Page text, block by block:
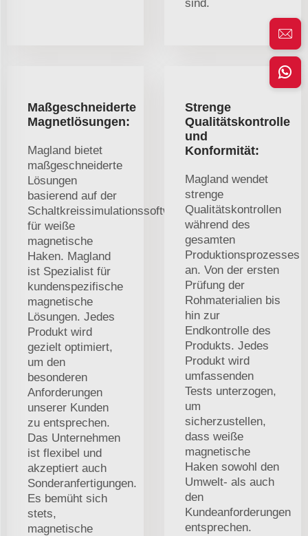
sind.
Maßgeschneiderte
Magnetlösungen:
Magland bietet
maßgeschneiderte
Lösungen
basierend auf der
Schaltkreissimulationssoftware
für weiße
magnetische
Haken. Magland
ist Spezialist für
kundenspezifische
magnetische
Lösungen. Jedes
Produkt wird
gezielt optimiert,
um den
besonderen
Anforderungen
unserer Kunden
zu entsprechen.
Das Unternehmen
ist flexibel und
akzeptiert auch
Sonderanfertigungen.
Es bemüht sich
stets,
magnetische
Strenge
Qualitätskontrolle
und
Konformität:
Magland wendet
strenge
Qualitätskontrollen
während des
gesamten
Produktionsprozesses
an. Von der ersten
Prüfung der
Rohmaterialien bis
hin zur
Endkontrolle des
Produkts. Jedes
Produkt wird
umfassenden
Tests unterzogen,
um
sicherzustellen,
dass weiße
magnetische
Haken sowohl den
Umwelt- als auch
den
Kundeanforderungen
entsprechen.